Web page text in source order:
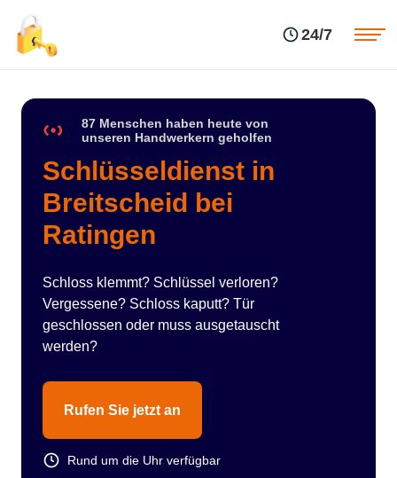
24/7
87 Menschen haben heute von
unseren Handwerkern geholfen
Schlüsseldienst in
Breitscheid bei
Ratingen
Schloss klemmt? Schlüssel verloren?
Vergessene? Schloss kaputt? Tür
geschlossen oder muss ausgetauscht
werden?
Rufen Sie jetzt an
Rund um die Uhr verfügbar